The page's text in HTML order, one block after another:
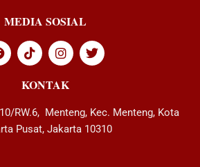
MEDIA SOSIAL
KONTAK
RW.6, Menteng, Kec. Menteng, Kota
Pusat, Jakarta 10310